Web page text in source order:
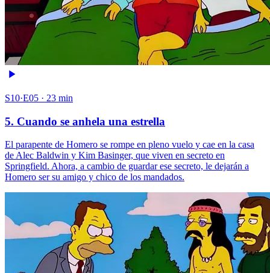
S10·E05 · 23 min
5. Cuando se anhela una estrella
El parapente de Homero se rompe en pleno vuelo y cae en la casa
de Alec Baldwin y Kim Basinger, que viven en secreto en
Springfield. Ahora, a cambio de guardar ese secreto, le dejarán a
Homero ser su amigo y chico de los mandados.